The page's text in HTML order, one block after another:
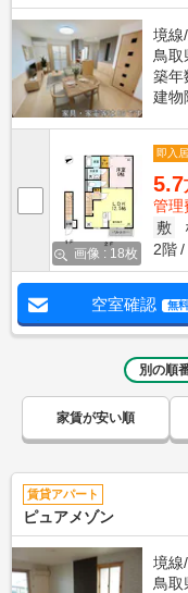
境線
鳥取
築年
建物
画像 : 18枚
即入居
5.7
管理
敷
2階
空室確認 無料
別の順
家賃が安い順
賃貸アパート
ピュアメゾン
境線
鳥取